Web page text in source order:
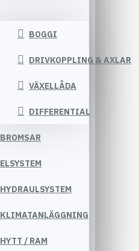
BOGGI
DRIVKOPPLING & AXLAR
VÄXELLÅDA
DIFFERENTIAL
BROMSAR
ELSYSTEM
HYDRAULSYSTEM
KLIMATANLÄGGNING
HYTT / RAM